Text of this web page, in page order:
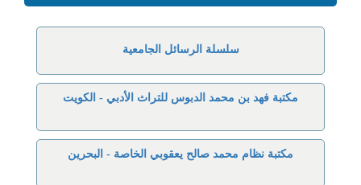
سلسلة الرسائل الجامعية
مكتبة فهد بن محمد الدبوس للتراث الأدبي - الكويت
مكتبة نظام محمد صالح يعقوبي الخاصة - البحرين